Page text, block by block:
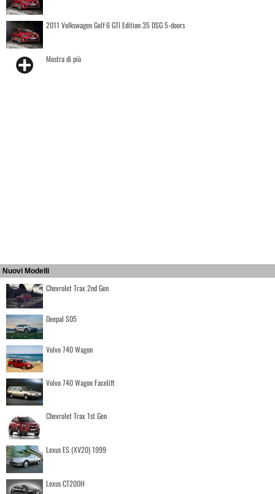
2011 Volkswagen Golf 6 GTI Edition 35 DSG 5-doors
Mostra di più
Nuovi Modelli
Chevrolet Trax 2nd Gen
Deepal S05
Volvo 740 Wagon
Volvo 740 Wagon Facelift
Chevrolet Trax 1st Gen
Lexus ES (XV20) 1999
Lexus CT200H